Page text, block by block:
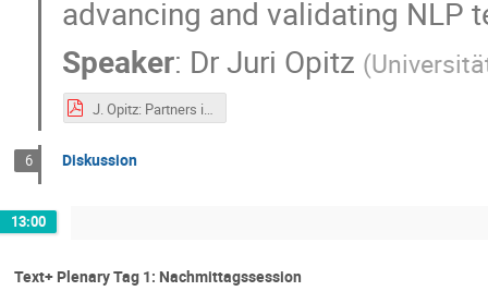
advancing and validating NLP
Speaker: DrJuri Opitz (
J. Opitz: Partners in Understanding: How NLP RELIES on Linguistics
6 Diskussion
13:00
Text+ Plenary Tag 1: Nachmittagssession